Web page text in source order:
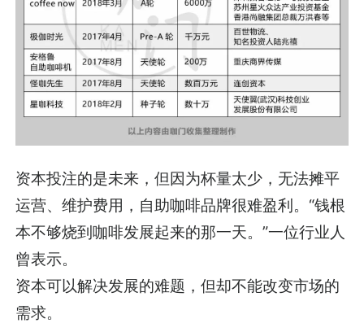
资本投注的是未来，但因为杯量太少，无法摊平
运营、维护费用，自助咖啡品牌很难盈利。“钱根
本不够烧到咖啡发展起来的那一天。”一位行业人
曾表示。
资本可以解决发展的难题，但却不能改变市场的
需求。